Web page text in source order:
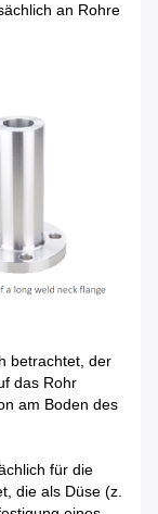
an Rohre
betrachtet, der
das Rohr
am Boden des
für die
die als Düse (z.